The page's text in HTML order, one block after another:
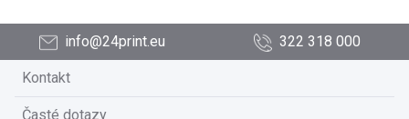
info@24print.eu 322 318 000
Kontakt
Časté dotazy